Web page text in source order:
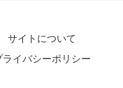
サイトについて
ライバシーポリシー